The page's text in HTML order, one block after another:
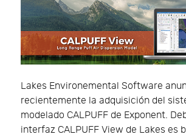
Lakes Environemental Software
recientemente la adquisición del
modelado CALPUFF de Exponent.
interfaz CALPUFF View de Lakes es